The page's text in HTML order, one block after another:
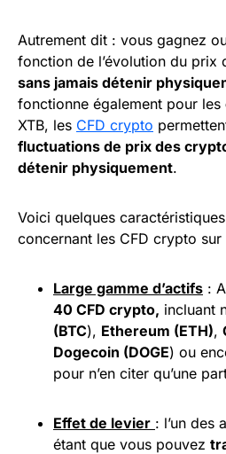
Autrement dit : vous gagnez
fonction de l’évolution du prix
sans jamais détenir
fonctionne également pour les
XTB, les CFD crypto
fluctuations de prix des
détenir physiquement.
Voici quelques
concernant les CFD crypto sur
Large gamme d’actifs :
40 CFD crypto, incluant
(BTC), Ethereum (ETH),
Dogecoin (DOGE) ou
pour n’en citer qu’une
Effet de levier : l’un des
étant que vous pouvez